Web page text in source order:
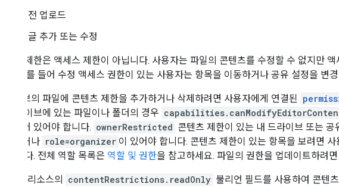
버전 업로드
댓글 추가 또는 수정
콘텐츠 제한은 액세스 제한이 아닙니다. 사용자는 파일의 콘텐츠를 수정할 수 없지만
니다. 예를 들어 수정 액세스 권한이 있는 사용자는 항목을 이동하거나 공유 설정을 변
드라이브의 파일에 콘텐츠 제한을 추가하거나 삭제하려면 사용자에게 연결된
유 드라이브에 있는 파일이나 폴더의 경우
할당되어 있어야 합니다. ownerRestricted 콘텐츠 제한이 있는 내 드라이브 또는
소유하거나 role=organizer 이 있어야 합니다. 콘텐츠 제한이 있는 항목을 보려면 사
야 합니다. 전체 역할 목록은 역할 및 권한을 참고하세요. 파일의 권한을 업데이트하려면
리소스의 contentRestrictions.readOnly 불리언 필드를 사용하여 콘텐